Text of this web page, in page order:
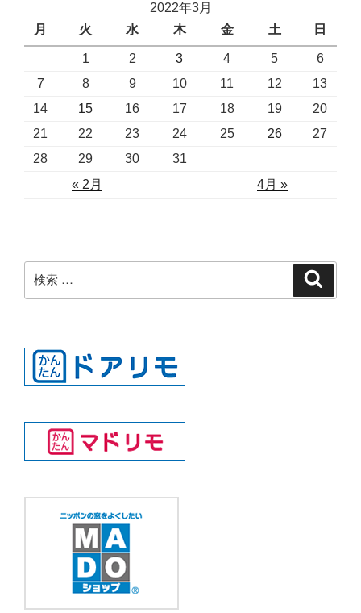
2022年3月
月
火 水 木 金 土 日
« 2月 4月 »
1 2 3 4 5
6
7
8 9 10 11 12
13
14
15 16 17 18 19
20
21
22 23 24 25 26
27
28
29 30 31
検
索: